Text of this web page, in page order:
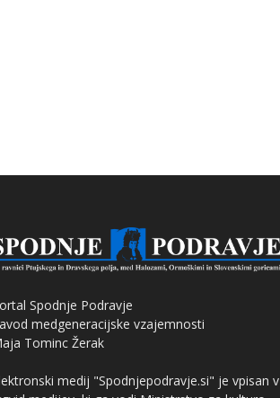
Spodnje Podravje
medgeneracijske vzajemnosti
Tominc Žerak
medij "Spodnjepodravje.si" je vpisan v